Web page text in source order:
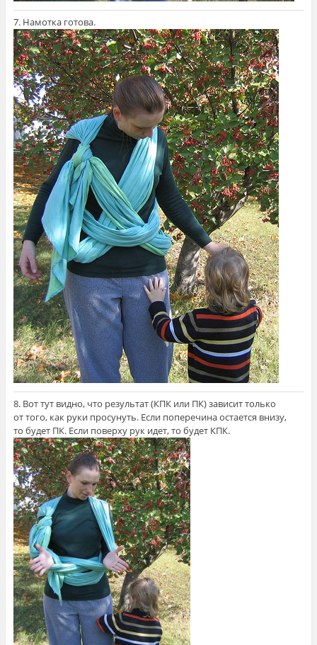
7. Намотка готова.
8. Вот тут видно, что результат (КПК или ПК) зависит только
от того, как руки просунуть. Если поперечина остается внизу,
то будет ПК. Если поверху рук идет, то будет КПК.